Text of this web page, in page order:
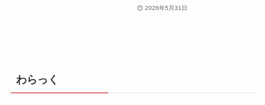
2026年5月31日
わらっく